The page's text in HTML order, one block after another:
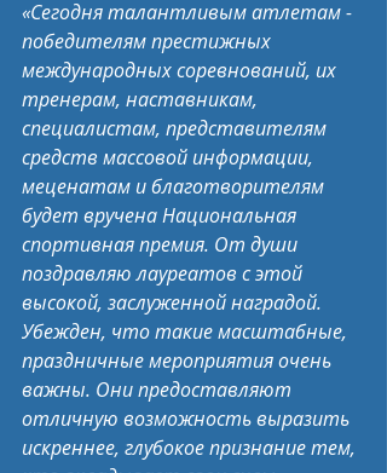
«Сегодня талантливым атлетам -
победителям престижных
международных соревнований, их
тренерам, наставникам,
специалистам, представителям
средств массовой информации,
меценатам и благотворителям
будет вручена Национальная
спортивная премия. От души
поздравляю лауреатов с этой
высокой, заслуженной наградой.
Убежден, что такие масштабные,
праздничные мероприятия очень
важны. Они предоставляют
отличную возможность выразить
искреннее, глубокое признание тем,